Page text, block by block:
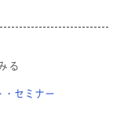
る
・セミナー